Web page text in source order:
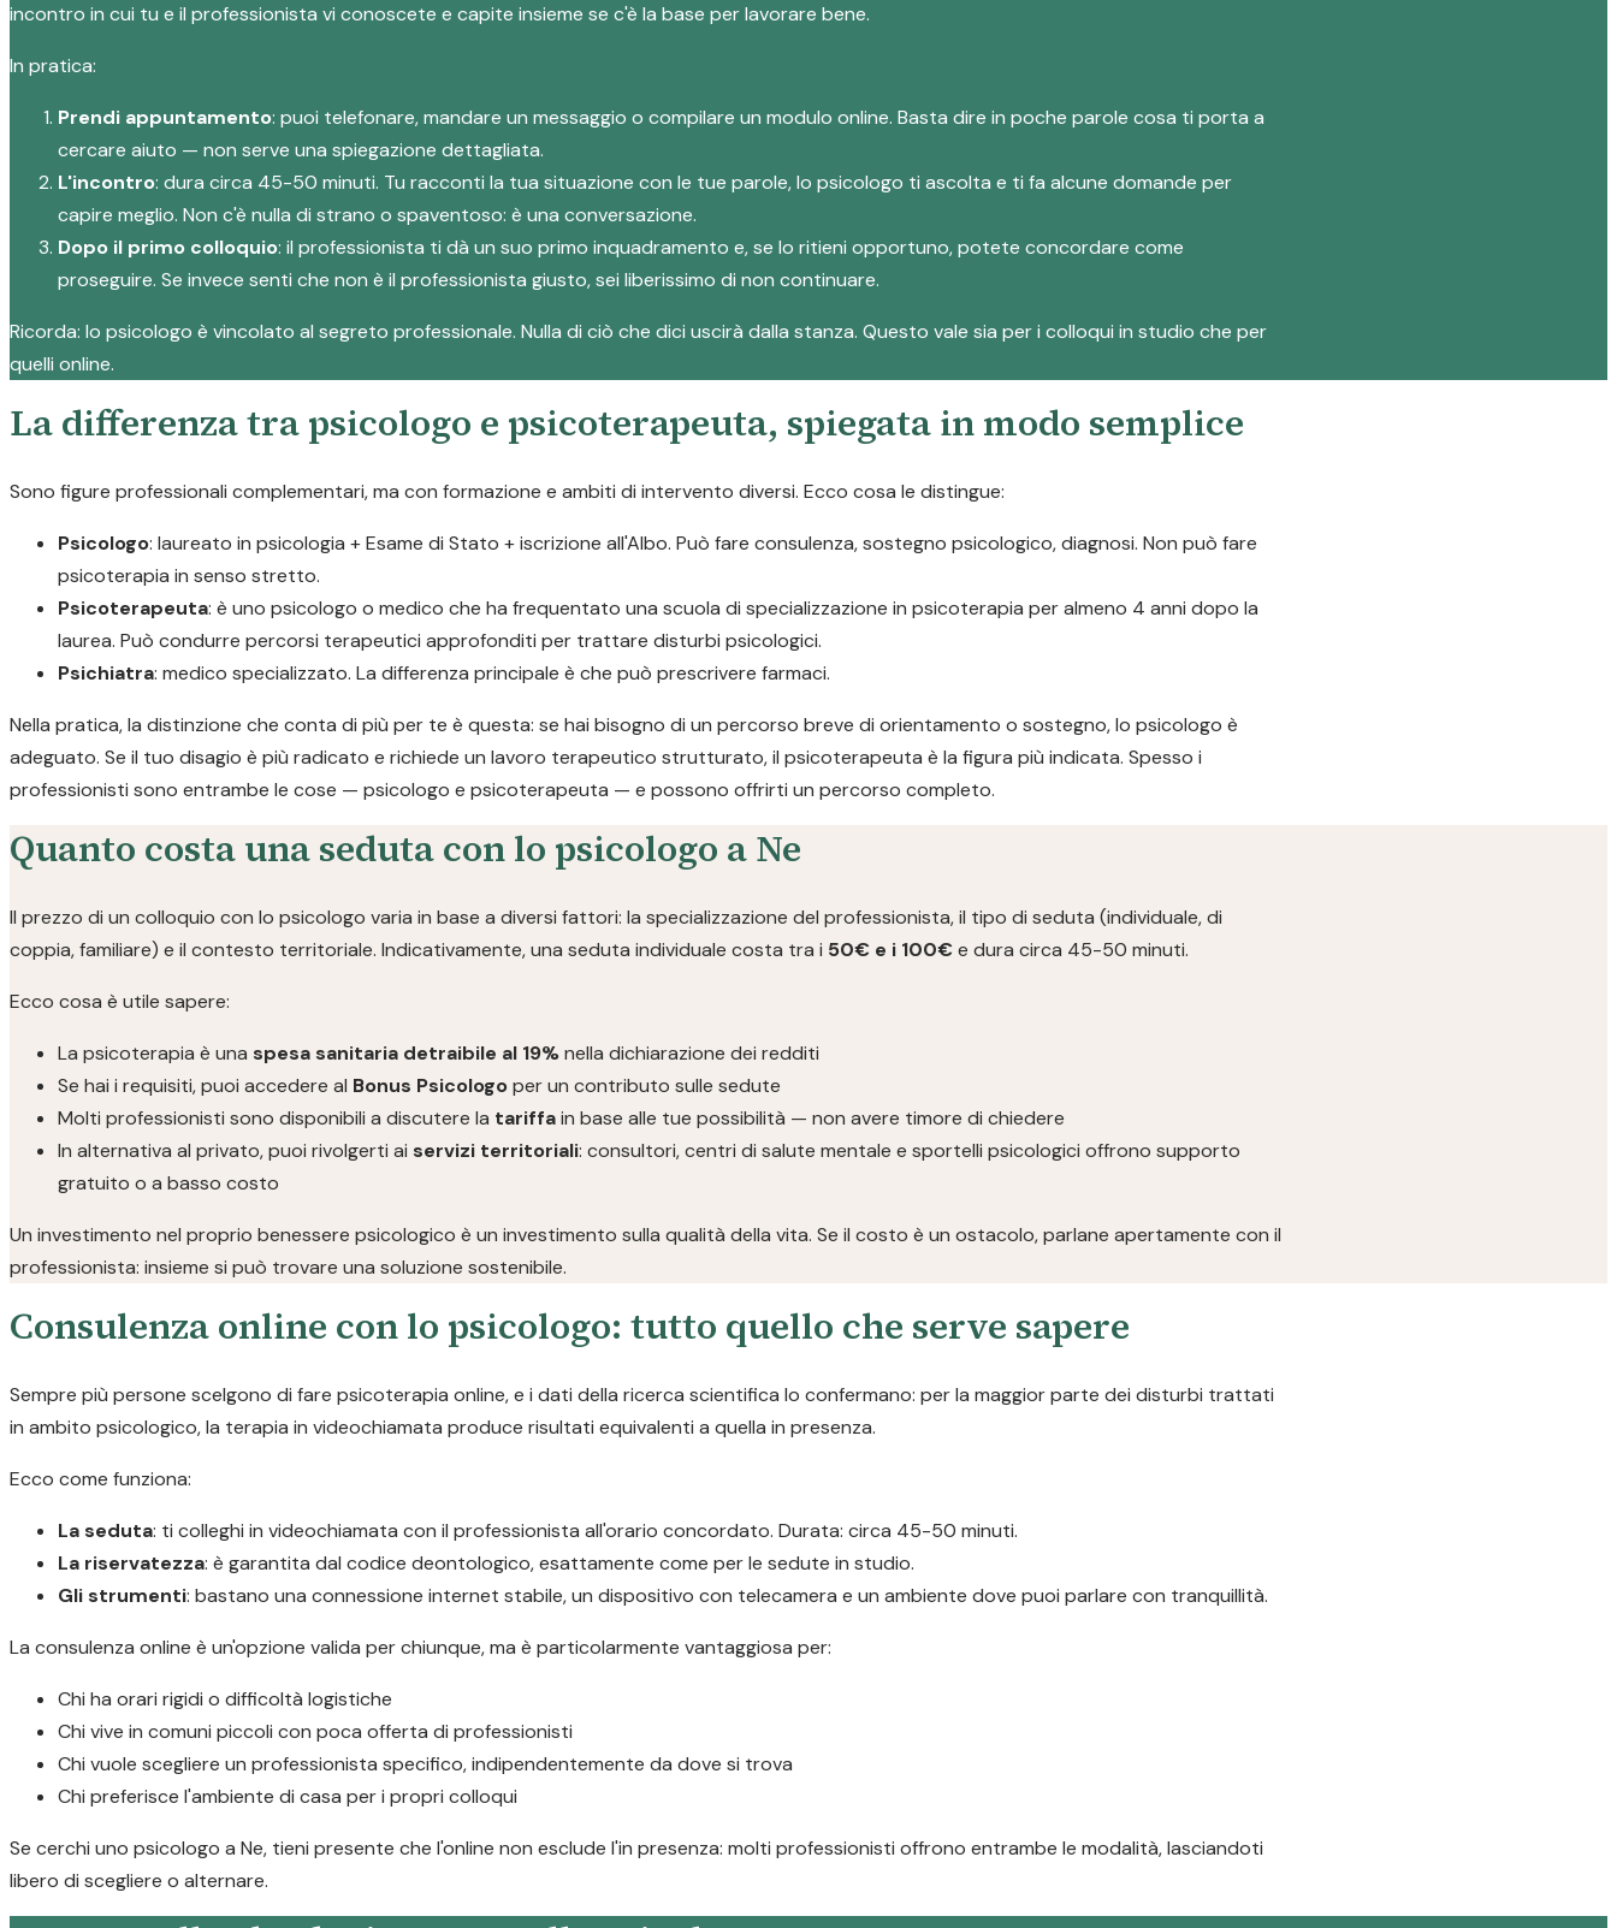
incontro in cui tu e il professionista vi conoscete e capite insieme se c'è la base per lavorare bene.
In pratica:
Prendi appuntamento: puoi telefonare, mandare un messaggio o compilare un modulo online. Basta dire in poche parole cosa ti porta a
cercare aiuto — non serve una spiegazione dettagliata.
L'incontro: dura circa 45-50 minuti. Tu racconti la tua situazione con le tue parole, lo psicologo ti ascolta e ti fa alcune domande per
capire meglio. Non c'è nulla di strano o spaventoso: è una conversazione.
Dopo il primo colloquio: il professionista ti dà un suo primo inquadramento e, se lo ritieni opportuno, potete concordare come
proseguire. Se invece senti che non è il professionista giusto, sei liberissimo di non continuare.
Ricorda: lo psicologo è vincolato al segreto professionale. Nulla di ciò che dici uscirà dalla stanza. Questo vale sia per i colloqui in studio che per
quelli online.
La differenza tra psicologo e psicoterapeuta, spiegata in modo semplice
Sono figure professionali complementari, ma con formazione e ambiti di intervento diversi. Ecco cosa le distingue:
Psicologo: laureato in psicologia + Esame di Stato + iscrizione all'Albo. Può fare consulenza, sostegno psicologico, diagnosi. Non può fare
psicoterapia in senso stretto.
Psicoterapeuta: è uno psicologo o medico che ha frequentato una scuola di specializzazione in psicoterapia per almeno 4 anni dopo la
laurea. Può condurre percorsi terapeutici approfonditi per trattare disturbi psicologici.
Psichiatra: medico specializzato. La differenza principale è che può prescrivere farmaci.
Nella pratica, la distinzione che conta di più per te è questa: se hai bisogno di un percorso breve di orientamento o sostegno, lo psicologo è
adeguato. Se il tuo disagio è più radicato e richiede un lavoro terapeutico strutturato, il psicoterapeuta è la figura più indicata. Spesso i
professionisti sono entrambe le cose — psicologo e psicoterapeuta — e possono offrirti un percorso completo.
Quanto costa una seduta con lo psicologo a Ne
Il prezzo di un colloquio con lo psicologo varia in base a diversi fattori: la specializzazione del professionista, il tipo di seduta (individuale, di
coppia, familiare) e il contesto territoriale. Indicativamente, una seduta individuale costa tra i 50€ e i 100€ e dura circa 45-50 minuti.
Ecco cosa è utile sapere:
La psicoterapia è una spesa sanitaria detraibile al 19%nella dichiarazione dei redditi
Se hai i requisiti, puoi accedere al Bonus Psicologoper un contributo sulle sedute
Molti professionisti sono disponibili a discutere la tariffain base alle tue possibilità — non avere timore di chiedere
In alternativa al privato, puoi rivolgerti ai servizi territoriali: consultori, centri di salute mentale e sportelli psicologici offrono supporto
gratuito o a basso costo
Un investimento nel proprio benessere psicologico è un investimento sulla qualità della vita. Se il costo è un ostacolo, parlane apertamente con il
professionista: insieme si può trovare una soluzione sostenibile.
Consulenza online con lo psicologo: tutto quello che serve sapere
Sempre più persone scelgono di fare psicoterapia online, e i dati della ricerca scientifica lo confermano: per la maggior parte dei disturbi trattati
in ambito psicologico, la terapia in videochiamata produce risultati equivalenti a quella in presenza.
Ecco come funziona:
La seduta: ti colleghi in videochiamata con il professionista all'orario concordato. Durata: circa 45-50 minuti.
La riservatezza: è garantita dal codice deontologico, esattamente come per le sedute in studio.
Gli strumenti: bastano una connessione internet stabile, un dispositivo con telecamera e un ambiente dove puoi parlare con tranquillità.
La consulenza online è un'opzione valida per chiunque, ma è particolarmente vantaggiosa per:
Chi ha orari rigidi o difficoltà logistiche
Chi vive in comuni piccoli con poca offerta di professionisti
Chi vuole scegliere un professionista specifico, indipendentemente da dove si trova
Chi preferisce l'ambiente di casa per i propri colloqui
Se cerchi uno psicologo a Ne, tieni presente che l'online non esclude l'in presenza: molti professionisti offrono entrambe le modalità, lasciandoti
libero di scegliere o alternare.